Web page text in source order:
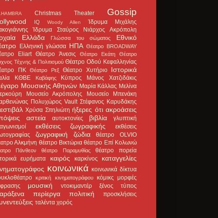
Christmas Theater Gossip
IQ Woody Allen
Ίδρυμα Μιχάλης
Ίδρυμα Σταύρος Νιάρχος Ακρόπολη
Ελλάδα Γλώσσα του σώματος
Εθνικό
Ελληνική γλώσσα ΗΠΑ Θέατρο BROADWAY
Eliart Θέατρο Άνεσις Θέατρο Εκάτη
Θέατρο
Τέχνης & Πολιτισμού Θέατρο Οδού Κεφαλληνίας
ΠΚ
Θέατρο Ρεξ Θέατρο Χυτήριο Ιστορικά
ΚΘΒΕ Καβάφης Κύπρος Μάνος Χατζιδάκις
Μουσικής Αθηνών Μαρία Κάλλας Μελίνα
Μουσείο Ακρόπολης
Μουσείο Μπενάκη
Πολυχώρος Vault Στέφανος Καρυδάκης
Χρύσα Σπηλιώτη ήξερες ότι ακροάσεις
αστεία αυτοκτονίες βιβλία
γλυπτική
εκθέσεις ζωγραφικής
εκθέσεις
ζωγραφική ζώδια
θέατρο OLVIO
Αλκμήνη θέατρο Βικτώρια θέατρο Επί Κολωνώ
Πάνθεον θέατρο Παραμυθίας
θέατρο πορεία
ευρήματα
καιρός καρκίνος
καταγγελίες
κοινωνικά κοινωνικά δίκτυα
κριτική κινηματογράφου κόμικς μορφές
μουσική ντοκιμαντέρ ξένος τύπος
περίεργα πολιτική προσκλήσεις
ταλέντα χορός